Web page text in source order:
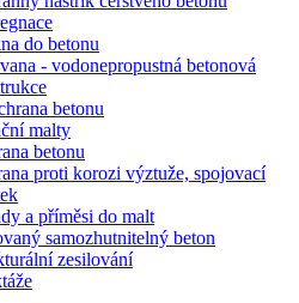
do betonu
- vodonepropustná betonová
betonu
malty
betonu
proti korozi výztuže, spojovací
a příměsi do malt
samozhutnitelný beton
zesilování